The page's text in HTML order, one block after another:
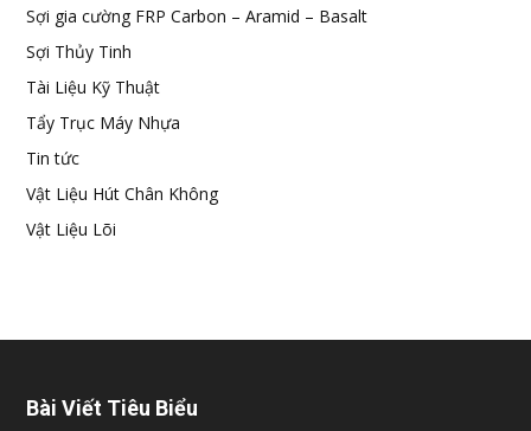
Sợi gia cường FRP Carbon – Aramid – Basalt
Sợi Thủy Tinh
Tài Liệu Kỹ Thuật
Tẩy Trục Máy Nhựa
Tin tức
Vật Liệu Hút Chân Không
Vật Liệu Lõi
Bài Viết Tiêu Biểu